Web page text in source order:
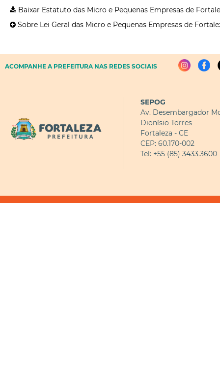
Baixar Estatuto das Micro e Pequenas Empresas de
Sobre Lei Geral das Micro e Pequenas Empresas de
ACOMPANHE A PREFEITURA NAS REDES SOCIAIS
SEPOG
Av. Desembargador
Dionísio Torres
Fortaleza - CE
CEP: 60.170-002
Tel: +55 (85) 3433.3600